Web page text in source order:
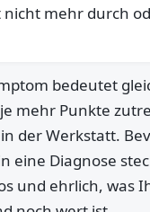
mehr durch
bedeutet
mehr Punkte
der Werkstatt.
eine Diagnose
und ehrlich, was